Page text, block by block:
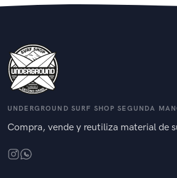
UNDERGROUND SURF SHOP SEGUNDA
Compra, vende y reutiliza material de